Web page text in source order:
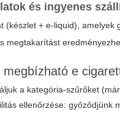
és ingyenes
(készlet + e-liquid),
megtakarítást
e
a kategória-szűrőket
ellenőrzése: győződjünk